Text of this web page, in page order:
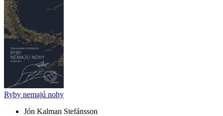
Ryby nemajú nohy
Jón Kalman Stefánsson